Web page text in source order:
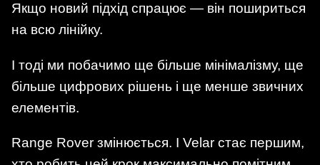
Якщо новий підхід спрацює — він пошириться
на всю лінійку.
І тоді ми побачимо ще більше мінімалізму, ще
більше цифрових рішень і ще менше звичних
елементів.
Range Rover змінюється. І Velar стає першим,